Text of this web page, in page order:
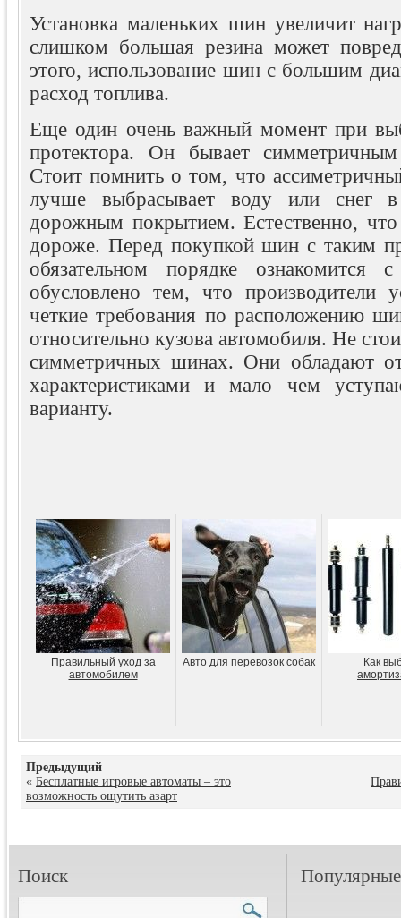
Установка маленьких шин увеличит
слишком большая резина может
этого, использование шин с большим
расход топлива.
Еще один очень важный момент при
протектора. Он бывает
Стоит помнить о том, что
лучше выбрасывает воду или снег
дорожным покрытием. Естественно, что
дороже. Перед покупкой шин с таким
обязательном порядке ознакомится
обусловлено тем, что производители
четкие требования по расположению
относительно кузова автомобиля. Не
симметричных шинах. Они обладают
характеристиками и мало чем
варианту.
Правильный уход за
автомобилем
Авто для перевозок собак
Как
Предыдущий
« Бесплатные игровые автоматы – это
возможность ощутить азарт
Поиск Популярные